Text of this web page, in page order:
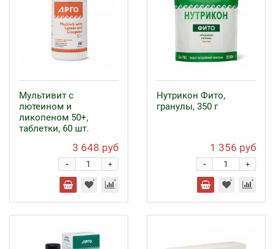
Мультивит с
лютеином и
ликопеном 50+,
таблетки, 60 шт.
3 648 руб
+
-
Нутрикон Фито,
гранулы, 350 г
1 356 руб
+
-